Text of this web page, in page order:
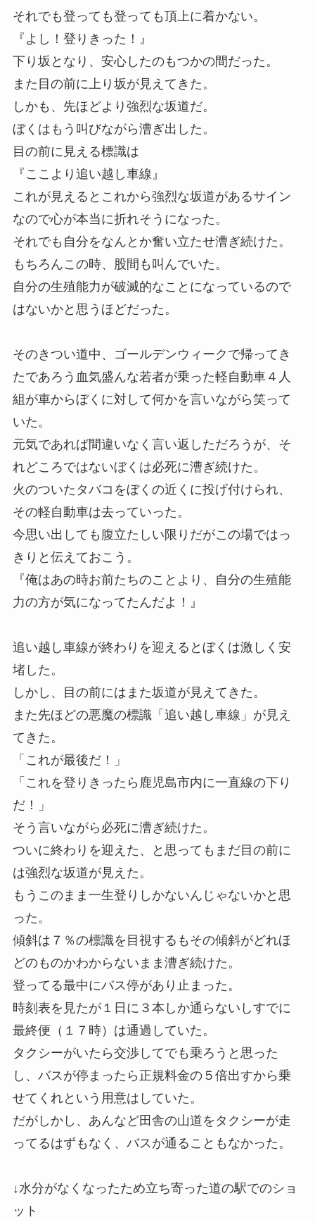
それでも登っても登っても頂上に着かない。
『よし！登りきった！』
下り坂となり、安心したのもつかの間だった。
また目の前に上り坂が見えてきた。
しかも、先ほどより強烈な坂道だ。
ぼくはもう叫びながら漕ぎ出した。
目の前に見える標識は
『ここより追い越し車線』
これが見えるとこれから強烈な坂道があるサイン
なので心が本当に折れそうになった。
それでも自分をなんとか奮い立たせ漕ぎ続けた。
もちろんこの時、股間も叫んでいた。
自分の生殖能力が破滅的なことになっているので
はないかと思うほどだった。
そのきつい道中、ゴールデンウィークで帰ってき
たであろう血気盛んな若者が乗った軽自動車４人
組が車からぼくに対して何かを言いながら笑って
いた。
元気であれば間違いなく言い返しただろうが、そ
れどころではないぼくは必死に漕ぎ続けた。
火のついたタバコをぼくの近くに投げ付けられ、
その軽自動車は去っていった。
今思い出しても腹立たしい限りだがこの場ではっ
きりと伝えておこう。
『俺はあの時お前たちのことより、自分の生殖能
力の方が気になってたんだよ！』
追い越し車線が終わりを迎えるとぼくは激しく安
堵した。
しかし、目の前にはまた坂道が見えてきた。
また先ほどの悪魔の標識「追い越し車線」が見え
てきた。
「これが最後だ！」
「これを登りきったら鹿児島市内に一直線の下り
だ！」
そう言いながら必死に漕ぎ続けた。
ついに終わりを迎えた、と思ってもまだ目の前に
は強烈な坂道が見えた。
もうこのまま一生登りしかないんじゃないかと思
った。
傾斜は７％の標識を目視するもその傾斜がどれほ
どのものかわからないまま漕ぎ続けた。
登ってる最中にバス停があり止まった。
時刻表を見たが１日に３本しか通らないしすでに
最終便（１７時）は通過していた。
タクシーがいたら交渉してでも乗ろうと思った
し、バスが停まったら正規料金の５倍出すから乗
せてくれという用意はしていた。
だがしかし、あんなど田舎の山道をタクシーが走
ってるはずもなく、バスが通ることもなかった。
↓水分がなくなったため立ち寄った道の駅でのショ
ット